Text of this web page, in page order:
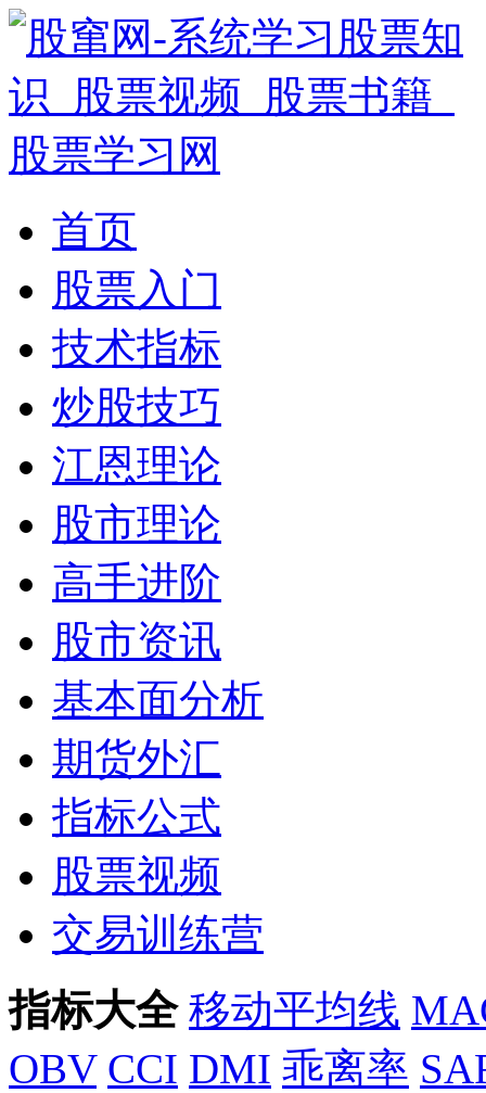
首页
股票入门
技术指标
炒股技巧
江恩理论
股市理论
高手进阶
股市资讯
基本面分析
期货外汇
指标公式
股票视频
交易训练营
指标大全 移动平均线
OBV CCI DMI 乖离率